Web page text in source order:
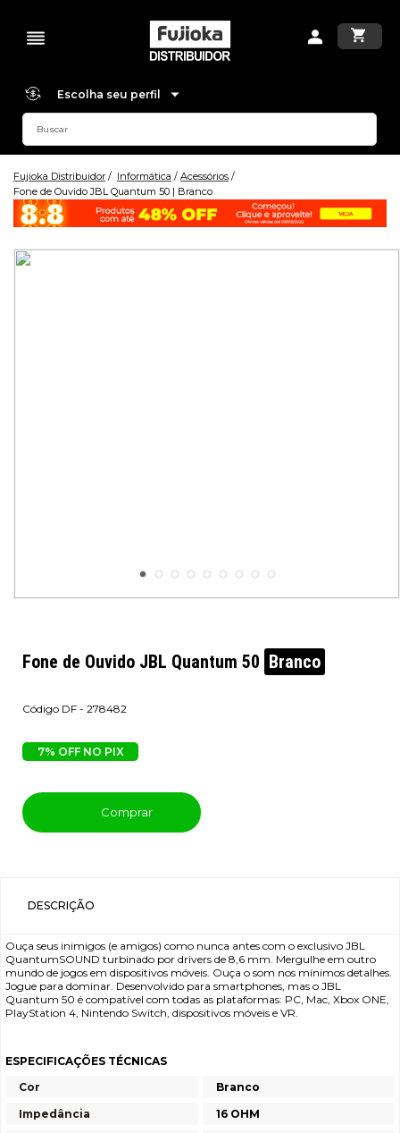
Escolha seu perfil
Fujioka Distribuidor Informática
Acessórios
Fone de Ouvido JBL Quantum 50 | Branco
Fone de Ouvido JBL Quantum 50 Branco
DF - 278482
7% OFF NO PIX
Comprar
DESCRIÇÃO
Ouça seus inimigos (e amigos) como nunca antes com o exclusivo JBL
QuantumSOUND turbinado por drivers de 8,6 mm. Mergulhe em outro
mundo de jogos em dispositivos móveis. Ouça o som nos mínimos detalhes.
Jogue para dominar. Desenvolvido para smartphones, mas o JBL
Quantum 50 é compatível com todas as plataformas: PC, Mac, Xbox ONE,
PlayStation 4, Nintendo Switch, dispositivos móveis e VR.
ESPECIFICAÇÕES TÉCNICAS
Cor
Branco
Impedância
16 OHM